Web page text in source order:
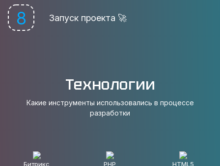
8 Запуск проекта 🚀
Технологии
Какие инструменты использовались в процессе
разработки
Битрикс PHP HTML5